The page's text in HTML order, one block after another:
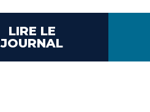
LIRE LE
JOURNAL